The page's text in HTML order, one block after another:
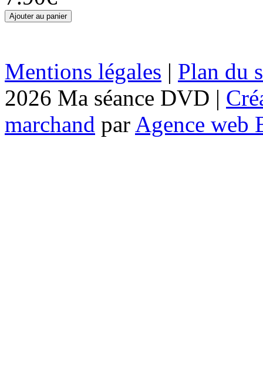
Mentions légales | Plan du
2026 Ma séance DVD |
marchand par Agence web